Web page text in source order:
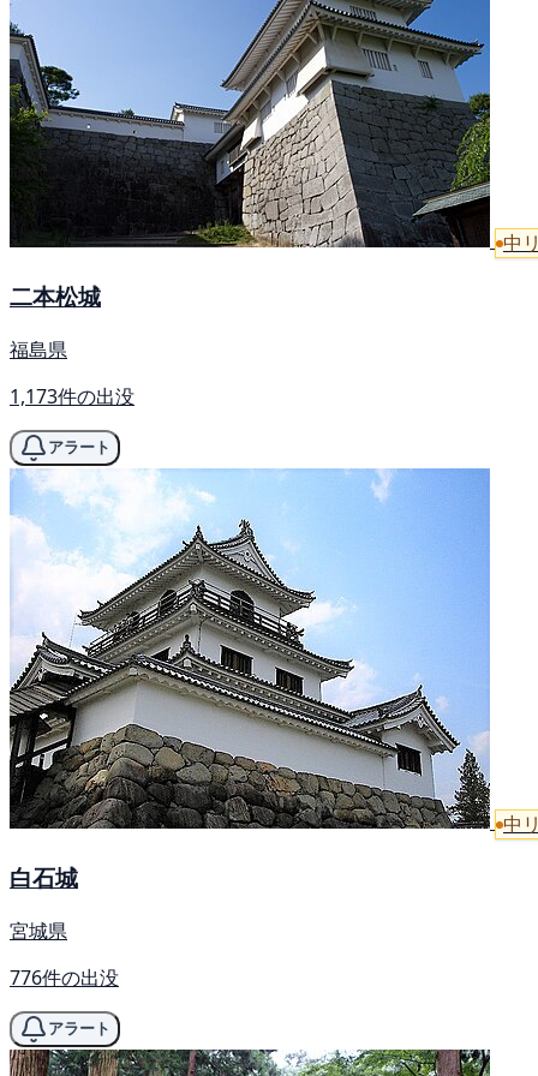
中
二本松城
福島県
1,173件の出没
アラート
中
白石城
宮城県
776件の出没
アラート